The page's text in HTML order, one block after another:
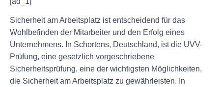
Sicherheit am Arbeitsplatz ist entscheidend für das
Wohlbefinden der Mitarbeiter und den Erfolg eines
Unternehmens. In Schortens, Deutschland, ist die UVV-
Prüfung, eine gesetzlich vorgeschriebene
Sicherheitsprüfung, eine der wichtigsten Möglichkeiten,
die Sicherheit am Arbeitsplatz zu gewährleisten. In